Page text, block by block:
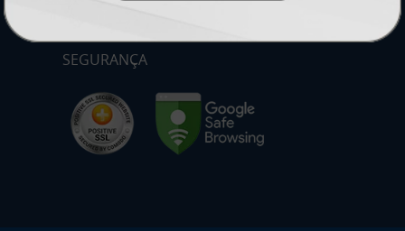
SEGURANÇA